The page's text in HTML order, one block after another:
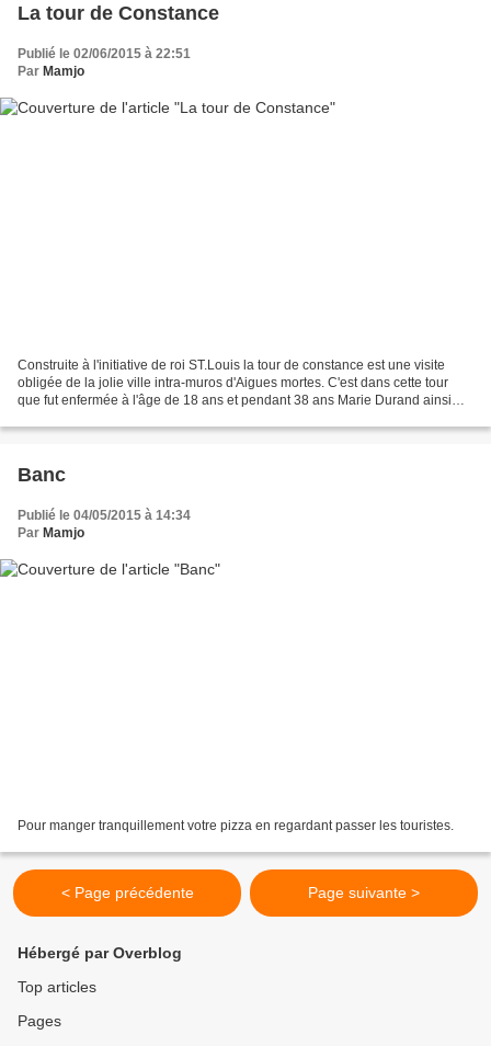
La tour de Constance
Publié le 02/06/2015 à 22:51
Par Mamjo
Construite à l'initiative de roi ST.Louis la tour de constance est une visite
obligée de la jolie ville intra-muros d'Aigues mortes. C'est dans cette tour
que fut enfermée à l'âge de 18 ans et pendant 38 ans Marie Durand ainsi
Banc
Publié le 04/05/2015 à 14:34
Par Mamjo
Pour manger tranquillement votre pizza en regardant passer les touristes.
< Page précédente Page suivante >
Hébergé par Overblog
Top articles
Pages